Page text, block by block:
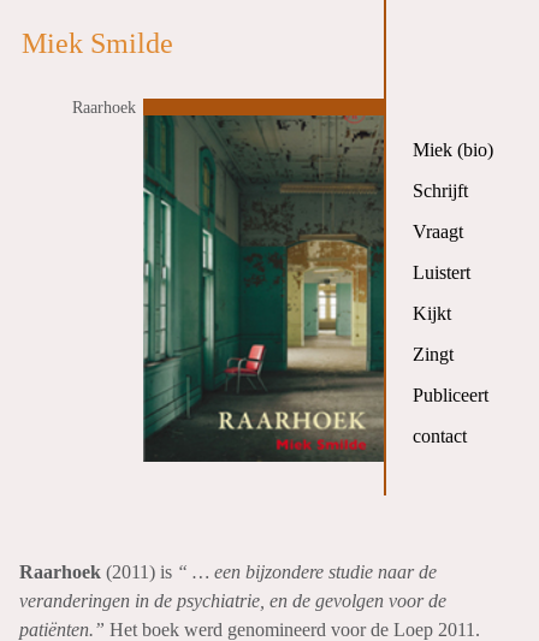
Miek (bio)
Schrijft
Vraagt
Luistert
Kijkt
Zingt
Publiceert
contact
Miek Smilde
Raarhoek
Raarhoek (2011) is “ … een bijzondere studie naar de
veranderingen in de psychiatrie, en de gevolgen voor de
patiënten.” Het boek werd genomineerd voor de Loep 2011.